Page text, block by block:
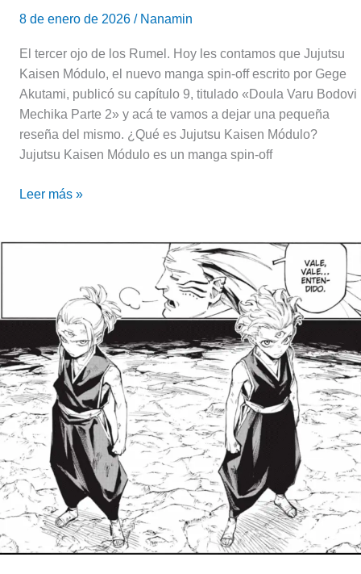
8 de enero de 2026 / Nanamin
El tercer ojo de los Rumel. Hoy les contamos que Jujutsu
Kaisen Módulo, el nuevo manga spin-off escrito por Gege
Akutami, publicó su capítulo 9, titulado «Doula Varu Bodovi
Mechika Parte 2» y acá te vamos a dejar una pequeña
reseña del mismo. ¿Qué es Jujutsu Kaisen Módulo?
Jujutsu Kaisen Módulo es un manga spin-off
Leer más »
Reseña
octavo
capítulo
del
nuevo
spin
off